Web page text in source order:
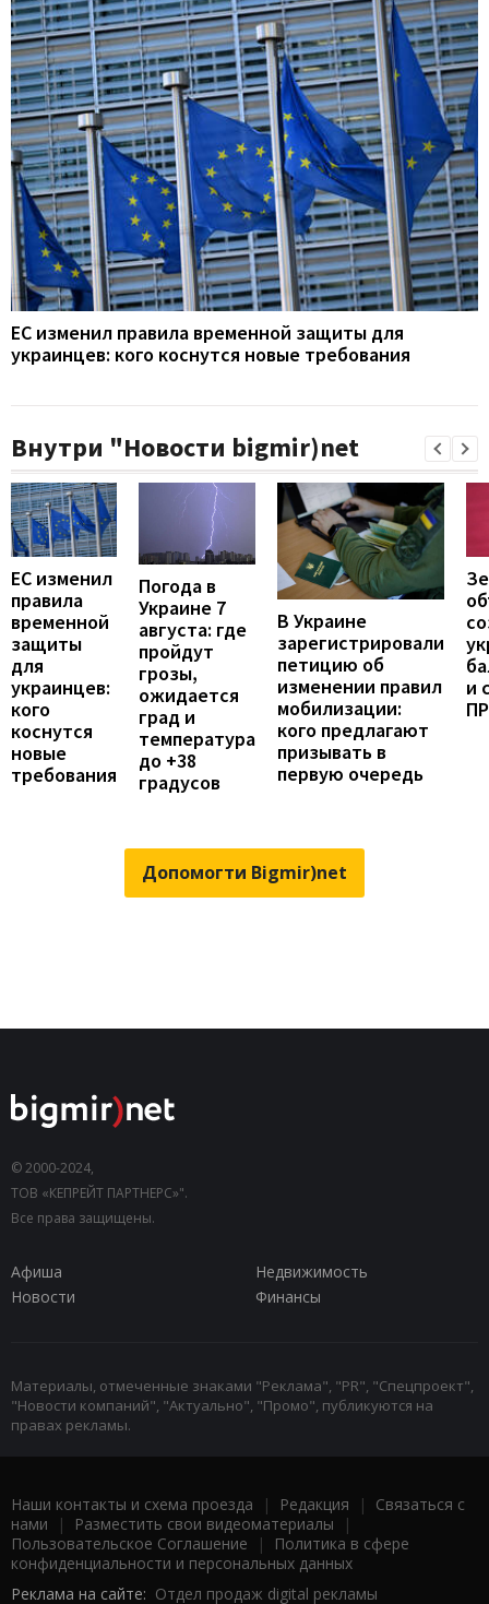
ЕС изменил правила временной защиты для
украинцев: кого коснутся новые требования
Внутри "Новости bigmir)net
ЕС изменил
правила
временной
защиты
для
украинцев:
кого
коснутся
новые
требования
Погода в
Украине 7
августа: где
пройдут
грозы,
ожидается
град и
температура
до +38
градусов
В Украине
зарегистрировали
петицию об
изменении правил
мобилизации:
кого предлагают
призывать в
первую очередь
и
Допомогти Bigmir)net
© 2000-2024,
ТОВ «КЕПРЕЙТ ПАРТНЕРС»".
Все права защищены.
Афиша
Недвижимость
Новости
Финансы
Материалы, отмеченные знаками "Реклама", "PR", "Спецпроект",
"Новости компаний", "Актуально", "Промо", публикуются на
правах рекламы.
Наши контакты и схема проезда | Редакция | Связаться с
нами | Разместить свои видеоматериалы |
Пользовательское Соглашение |
Политика в сфере
конфиденциальности и персональных данных
Реклама на сайте: Отдел продаж digital рекламы